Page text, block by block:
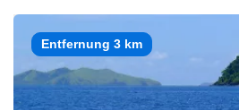
Entfernung 3 km